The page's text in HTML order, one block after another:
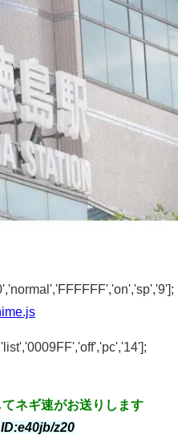
ネギ速がお送りします
ID:e40jb/z20